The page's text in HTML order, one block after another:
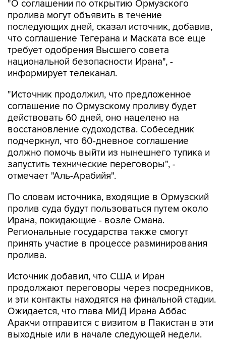
"О соглашении по открытию Ормузского
пролива могут объявить в течение
последующих дней, сказал источник, добавив,
что соглашение Тегерана и Маската все еще
требует одобрения Высшего совета
национальной безопасности Ирана", -
информирует телеканал.
"Источник продолжил, что предложенное
соглашение по Ормузскому проливу будет
действовать 60 дней, оно нацелено на
восстановление судоходства. Собеседник
подчеркнул, что 60-дневное соглашение
должно помочь выйти из нынешнего тупика и
запустить технические переговоры", -
отмечает "Аль-Арабийя".
По словам источника, входящие в Ормузский
пролив суда будут пользоваться путем около
Ирана, покидающие - возле Омана.
Региональные государства также смогут
принять участие в процессе разминирования
пролива.
Источник добавил, что США и Иран
продолжают переговоры через посредников,
и эти контакты находятся на финальной стадии.
Ожидается, что глава МИД Ирана Аббас
Аракчи отправится с визитом в Пакистан в эти
выходные или в начале следующей недели.